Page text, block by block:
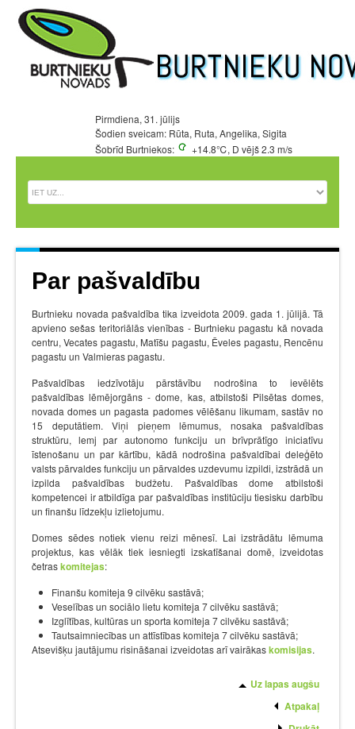
Pirmdiena, 31. jūlijs
Šodien sveicam: Rūta, Ruta, Angelika, Sigita
Šobrīd Burtniekos:
+14.8℃, D vējš 2.3 m/s
Par pašvaldību
Burtnieku novada pašvaldība tika izveidota 2009. gada 1. jūlijā. Tā
apvieno sešas teritoriālās vienības - Burtnieku pagastu kā novada
centru, Vecates pagastu, Matīšu pagastu, Ēveles pagastu, Rencēnu
pagastu un Valmieras pagastu.
Pašvaldības iedzīvotāju pārstāvību nodrošina to ievēlēts
pašvaldības lēmējorgāns - dome, kas, atbilstoši Pilsētas domes,
novada domes un pagasta padomes vēlēšanu likumam, sastāv no
15 deputātiem. Viņi pieņem lēmumus, nosaka pašvaldības
struktūru, lemj par autonomo funkciju un brīvprātīgo iniciatīvu
īstenošanu un par kārtību, kādā nodrošina pašvaldībai deleģēto
valsts pārvaldes funkciju un pārvaldes uzdevumu izpildi, izstrādā un
izpilda pašvaldības budžetu. Pašvaldības dome atbilstoši
kompetencei ir atbildīga par pašvaldības institūciju tiesisku darbību
un finanšu līdzekļu izlietojumu.
Domes sēdes notiek vienu reizi mēnesī. Lai izstrādātu lēmuma
projektus, kas vēlāk tiek iesniegti izskatīšanai domē, izveidotas
četraskomitejas:
Finanšu komiteja 9 cilvēku sastāvā;
Veselības un sociālo lietu komiteja 7 cilvēku sastāvā;
Izglītības, kultūras un sporta komiteja 7 cilvēku sastāvā;
Tautsaimniecības un attīstības komiteja 7 cilvēku sastāvā;
Atsevišķu jautājumu risināšanai izveidotas arī vairākaskomisijas.
Uz lapas augšu
Atpakaļ